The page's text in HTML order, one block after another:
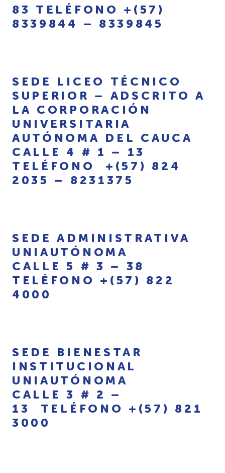
83 TELÉFONO +(57)
8339844 – 8339845
SEDE LICEO TÉCNICO
SUPERIOR – ADSCRITO A
LA CORPORACIÓN
UNIVERSITARIA
AUTÓNOMA DEL CAUCA
CALLE 4 # 1 – 13
TELÉFONO +(57) 824
2035 – 8231375
SEDE ADMINISTRATIVA
UNIAUTÓNOMA
CALLE 5 # 3 – 38
TELÉFONO +(57) 822
4000
SEDE BIENESTAR
INSTITUCIONAL
UNIAUTÓNOMA
CALLE 3 # 2 –
13 TELÉFONO +(57) 821
3000